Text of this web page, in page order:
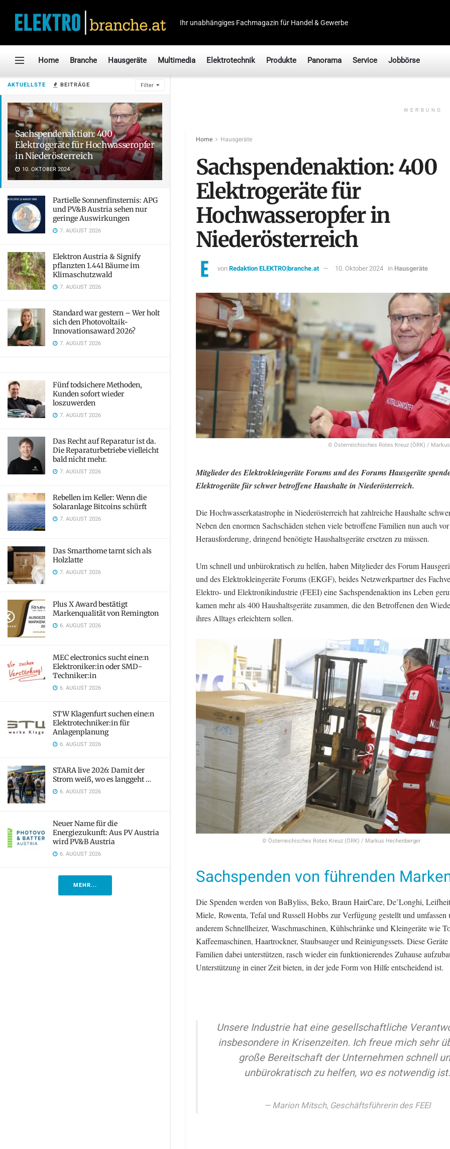
AKTUELLSTE BEITRÄGE Filter
Sachspendenaktion: 400
Elektrogeräte für Hochwasseropfer
in Niederösterreich
10. OKTOBER 2024
Partielle Sonnenfinsternis: APG
und PV&B Austria sehen nur
geringe Auswirkungen
7. AUGUST 2026
Elektron Austria & Signify
pflanzten 1.441 Bäume im
Klimaschutzwald
7. AUGUST 2026
Standard war gestern – Wer holt
sich den Photovoltaik-
Innovationsaward 2026?
7. AUGUST 2026
Fünf todsichere Methoden,
Kunden sofort wieder
loszuwerden
7. AUGUST 2026
Das Recht auf Reparatur ist da.
Die Reparaturbetriebe vielleicht
bald nicht mehr.
7. AUGUST 2026
Rebellen im Keller: Wenn die
Solaranlage Bitcoins schürft
7. AUGUST 2026
Das Smarthome tarnt sich als
Holzlatte
7. AUGUST 2026
Plus X Award bestätigt
Markenqualität von Remington
6. AUGUST 2026
MEC electronics sucht eine:n
Elektroniker:in oder SMD-
Techniker:in
6. AUGUST 2026
STW Klagenfurt suchen eine:n
Elektrotechniker:in für
Anlagenplanung
6. AUGUST 2026
STARA live 2026: Damit der
Strom weiß, wo es langgeht …
6. AUGUST 2026
Neuer Name für die
Energiezukunft: Aus PV Austria
wird PV&B Austria
6. AUGUST 2026
MEHR...
Ihr unabhängiges Fachmagazin für Handel & Gewerbe
Home Branche Hausgeräte Multimedia Elektrotechnik Produkte Panorama Service Jobbörse
WERBUNG
Home Hausgeräte
Sachspendenaktion: 400
Elektrogeräte für
Hochwasseropfer in
Niederösterreich
vonRedaktion ELEKTRO|branche.at 10. Oktober 2024 in Hausgeräte
© Österreichisches Rotes Kreuz (ÖRK) /
Mitglieder des Elektrokleingeräte Forums und des Forums Hausgeräte
Elektrogeräte für schwer betroffene Haushalte in Niederösterreich.
Die Hochwasserkatastrophe in Niederösterreich hat zahlreiche Haushalte
Neben den enormen Sachschäden stehen viele betroffene Familien nun auch
Herausforderung, dringend benötigte Haushaltsgeräte ersetzen zu müssen.
Um schnell und unbürokratisch zu helfen, haben Mitglieder des Forum
und des Elektrokleingeräte Forums (EKGF), beides Netzwerkpartner des
Elektro- und Elektronikindustrie (FEEI) eine Sachspendenaktion ins Leben
kamen mehr als 400 Haushaltsgeräte zusammen, die den Betroffenen den
ihres Alltags erleichtern sollen.
© Österreichisches Rotes Kreuz (ÖRK) / Markus Hechenberger
Sachspenden von führenden
Die Spenden werden von BaByliss, Beko, Braun HairCare, De’Longhi,
Miele, Rowenta, Tefal und Russell Hobbs zur Verfügung gestellt und umfassen
anderem Schnellheizer, Waschmaschinen, Kühlschränke und Kleingeräte wie
Kaffeemaschinen, Haartrockner, Staubsauger und Reinigungssets. Diese
Familien dabei unterstützen, rasch wieder ein funktionierendes Zuhause
Unterstützung in einer Zeit bieten, in der jede Form von Hilfe entscheidend ist.
Unsere Industrie hat eine gesellschaftliche
insbesondere in Krisenzeiten. Ich freue mich sehr
große Bereitschaft der Unternehmen schnell
unbürokratisch zu helfen, wo es notwendig
Marion Mitsch, Geschäftsführerin des FEEI